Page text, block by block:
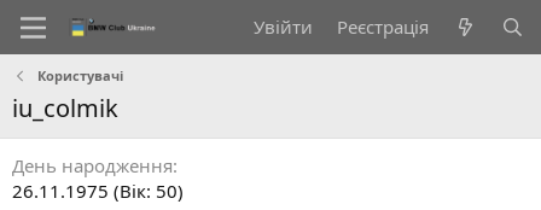
Увійти Реєстрація
Користувачі
iu_colmik
День народження
26.11.1975 (Вік: 50)